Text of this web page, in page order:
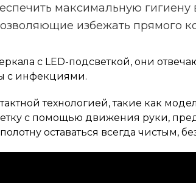
максимальную
избежать прямого
с LED-подсветкой, они
с инфекциями.
технологией, такие как
с помощью движения руки,
оставаться всегда чистым,